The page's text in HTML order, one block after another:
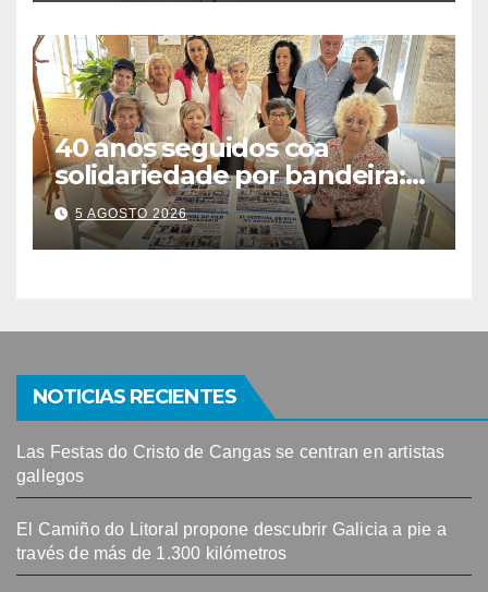
40 anos seguidos coa
solidariedade por bandeira:
este venres celébrase o
Festival do Kilo no Auditorio
5 AGOSTO 2026
NOTICIAS RECIENTES
Las Festas do Cristo de Cangas se centran en artistas
gallegos
El Camiño do Litoral propone descubrir Galicia a pie a
través de más de 1.300 kilómetros